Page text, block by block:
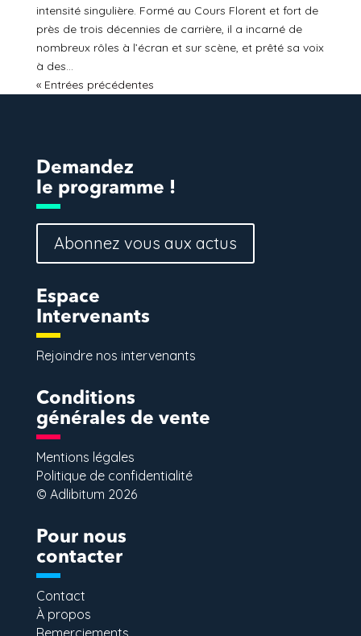
intensité singulière. Formé au Cours Florent et fort de
près de trois décennies de carrière, il a incarné de
nombreux rôles à l’écran et sur scène, et prêté sa voix
à des...
« Entrées précédentes
Demandez
le programme !
Abonnez vous aux actus
Espace
Intervenants
Rejoindre nos intervenants
Conditions
générales de vente
Mentions légales
Politique de confidentialité
© Adlibitum 2026
Pour nous
contacter
Contact
À propos
Remerciements